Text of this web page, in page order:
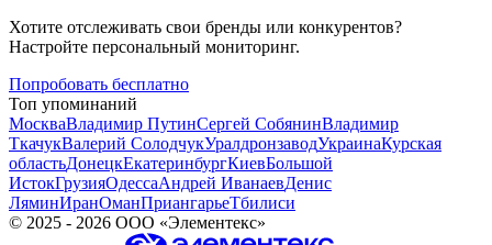
Хотите отслеживать свои бренды или конкурентов?
Настройте персональный мониторинг.
Попробовать бесплатно
Топ упоминаний
МоскваВладимир ПутинСергей СобянинВладимир
ТкачукВалерий СолодчукУралдронзаводУкраинаКурская
областьДонецкЕкатеринбургКиевБольшой
ИстокГрузияОдессаАндрей ИванаевДенис
ЛяминИранОманПриангарьеТбилиси
© 2025 - 2026 ООО «Элементекс»